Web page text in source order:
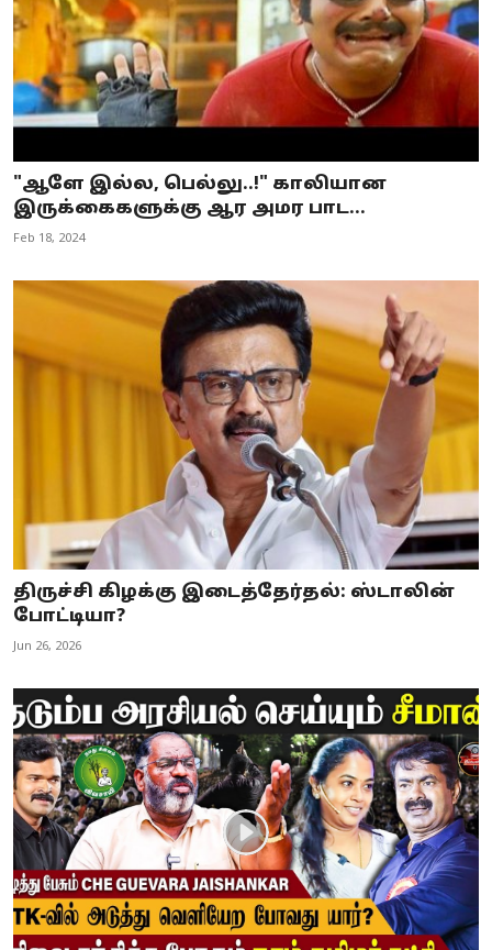
"ஆளே இல்ல, பெல்லு..!" காலியான
இருக்கைகளுக்கு ஆர அமர பாட...
Feb 18, 2024
திருச்சி கிழக்கு இடைத்தேர்தல்: ஸ்டாலின்
போட்டியா?
Jun 26, 2026